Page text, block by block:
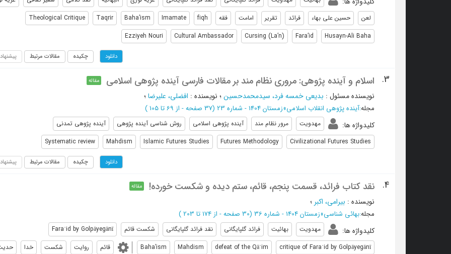
لعن
حسین علی بهاء فرائد تقریر امامت فقه fiqh
Imamate
Baha’ism
Taqrir
Theological Critique
Husayn-Ali Baha
Fara’id
Cursing (La’n)
Cultural Ambassador
Ezziyeh Nouri
دانلود چکیده مقالات مرتبط
3. اسلام و آینده پژوهی: مروری نظام مند بر مقالات فارسی آینده پژوهی اسلامی مقاله
نویسنده مسئول : بدیعی خمسه فرد، سیدمحمدحسین؛ نویسنده : افضلی، علیرضا؛
مجله:آینده پژوهی انقلاب اسلامی»زمستان 1404 - شماره 23 (‎37 صفحه - از 69 تا 105 )
کلیدواژه ها: مهدویت مرور نظام مند آینده پژوهی اسلامی روش شناسی آینده پژوهی
آینده پژوهی تمدنی
Civilizational Futures Studies
Futures Methodology
Islamic Futures Studies
Mahdism
Systematic review
دانلود چکیده مقالات مرتبط
4. نقد کتاب فرائد، قسمت پنجم، قائم، ستم دیده و شکست خورده! مقاله
نویسنده : بیرامی، اکبر ؛
مجله:بهائی شناسی»زمستان 1404 - شماره 36 (‎30 صفحه - از 174 تا 203 )
کلیدواژه ها: مهدویت بهائیت فرائد گلپایگانی نقد فرائد گلپایگانی شکست قائم
Faraʾid by Golpāyegānī
critique of Faraʾid by Golpāyegānī
defeat of the Qāʾim
Mahdism
Baha’ism قائم روایت شکست خدا